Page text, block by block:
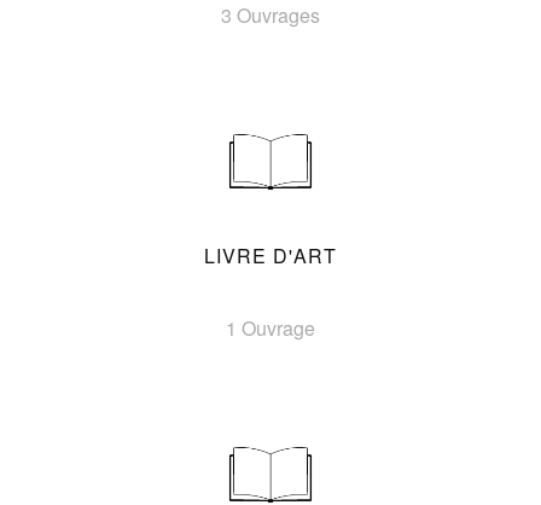
3 Ouvrages
LIVRE D'ART
1 Ouvrage